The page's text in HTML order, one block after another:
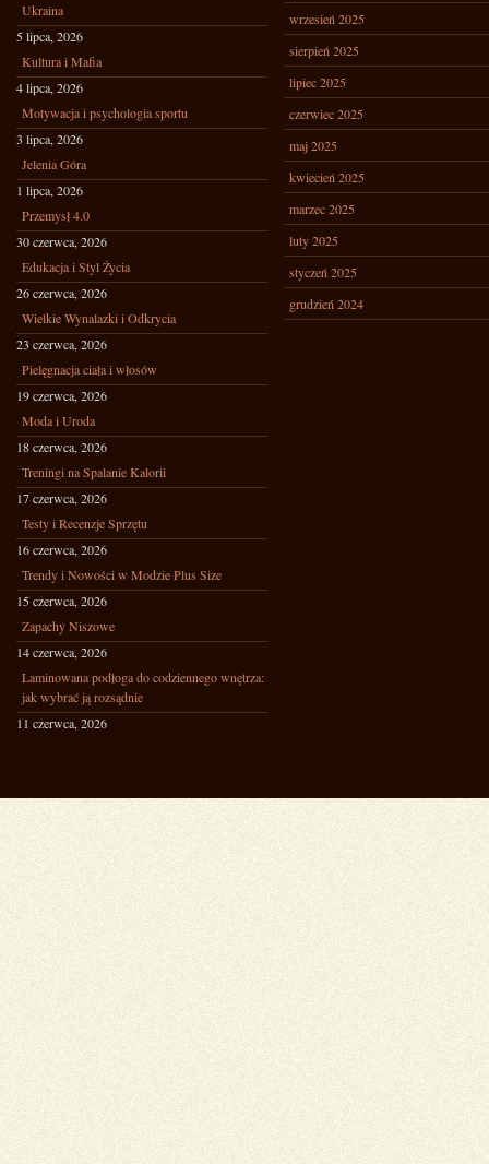
Ukraina
5 lipca, 2026
Kultura i Mafia
4 lipca, 2026
Motywacja i psychologia sportu
3 lipca, 2026
Jelenia Góra
1 lipca, 2026
Przemysł 4.0
30 czerwca, 2026
Edukacja i Styl Życia
26 czerwca, 2026
Wielkie Wynalazki i Odkrycia
23 czerwca, 2026
Pielęgnacja ciała i włosów
19 czerwca, 2026
Moda i Uroda
18 czerwca, 2026
Treningi na Spalanie Kalorii
17 czerwca, 2026
Testy i Recenzje Sprzętu
16 czerwca, 2026
Trendy i Nowości w Modzie Plus Size
15 czerwca, 2026
Zapachy Niszowe
14 czerwca, 2026
Laminowana podłoga do codziennego wnętrza:
jak wybrać ją rozsądnie
11 czerwca, 2026
wrzesień 2025
sierpień 2025
lipiec 2025
czerwiec 2025
maj 2025
kwiecień 2025
marzec 2025
luty 2025
styczeń 2025
grudzień 2024